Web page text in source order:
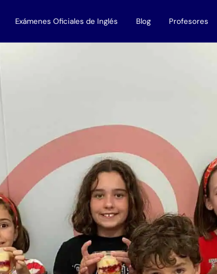
Exámenes Oficiales de Inglés
Titulaciones C2
Trinity
Cambridge
Oxford
Aptis
IELTS
EOI Murcia
TOEFL & TOEIC
Blog Profesores